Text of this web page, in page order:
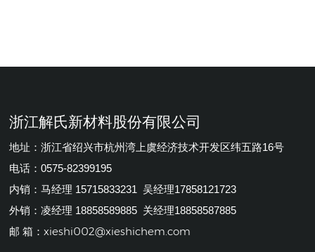
浙江解氏新材料股份有限公司
地址：浙江省绍兴市杭州湾上虞经济技术开发区纬五路16号
电话：0575-82399195
内销：马经理 15715833231 吴经理17858121723
外销：凌经理 18858589885 关经理18858587885
邮 箱：xieshi002@xieshichem.com